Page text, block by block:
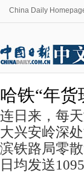
China Daily
哈铁“年
连日来，每
大兴安岭深
滨铁路局零
日均发送